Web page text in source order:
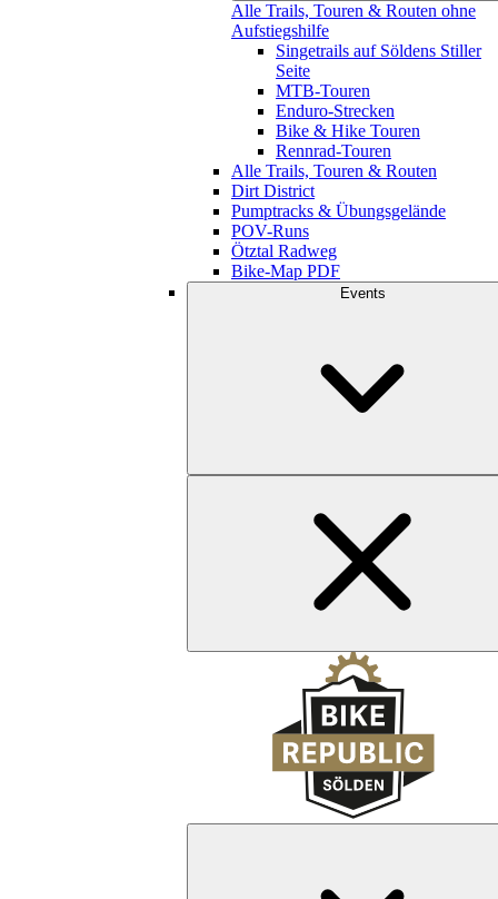
Alle Trails, Touren & Routen ohne
Aufstiegshilfe
Singetrails auf Söldens Stiller
Seite
MTB-Touren
Enduro-Strecken
Bike & Hike Touren
Rennrad-Touren
Alle Trails, Touren & Routen
Dirt District
Pumptracks & Übungsgelände
POV-Runs
Ötztal Radweg
Bike-Map PDF
Events